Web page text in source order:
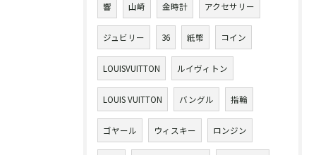
響 山崎 金時計 アクセサリー
ジュビリー 36 紙幣 コイン
LOUISVUITTON ルイヴィトン
LOUIS VUITTON バングル 指輪
ゴヤール ウィスキー ロンジン